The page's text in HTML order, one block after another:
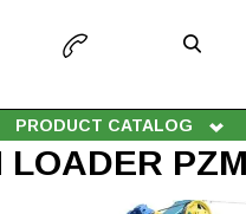
PRODUCT CATALOG
LOADER